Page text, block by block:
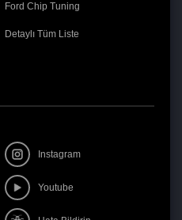
Ford Chip Tuning
Detaylı Tüm Liste
Instagram
Youtube